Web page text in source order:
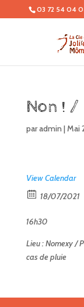
03 72 54 04
Non ! /
paradmin |Mai
View Calendar
18/07/2021
16h30
Lieu : Nomexy /
cas de pluie